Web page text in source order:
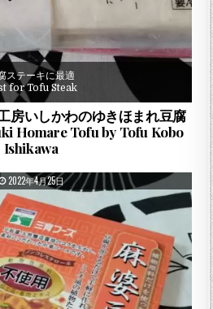
ステーキに最適
for Tofu Steak
房いしかわのゆきほまれ豆腐
Homare Tofu by Tofu Kobo
Ishikawa
PUBLISHED DATE:
2022年4月25日